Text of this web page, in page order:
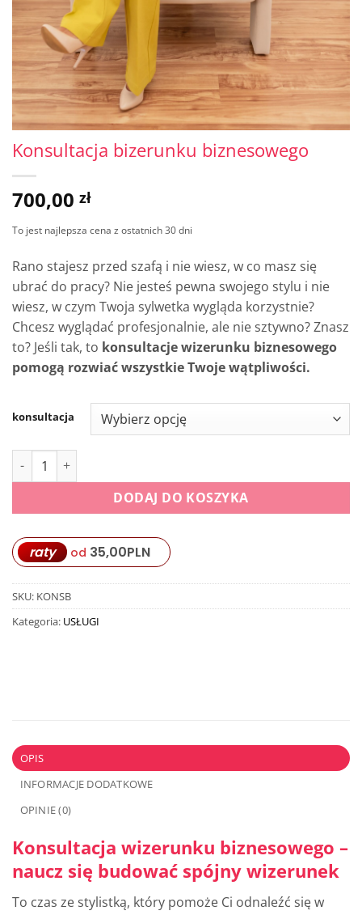
Konsultacja bizerunku biznesowego
700,00 zł
To jest najlepsza cena z ostatnich 30 dni
Rano stajesz przed szafą i nie wiesz, w co masz się
ubrać do pracy? Nie jesteś pewna swojego stylu i nie
wiesz, w czym Twoja sylwetka wygląda korzystnie?
Chcesz wyglądać profesjonalnie, ale nie sztywno? Znasz
to? Jeśli tak, to konsultacje wizerunku biznesowego
pomogą rozwiać wszystkie Twoje wątpliwości.
konsultacja
ilość Konsultacja bizerunku biznesowego
DODAJ DO KOSZYKA
raty od 35,00PLN
SKU: KONSB
Kategoria: USŁUGI
OPIS
INFORMACJE DODATKOWE
OPINIE (0)
Konsultacja wizerunku biznesowego –
naucz się budować spójny wizerunek
To czas ze stylistką, który pomoże Ci odnaleźć się w